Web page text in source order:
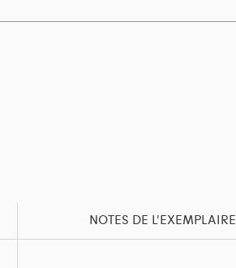
NOTES DE L'EXEMPLAIRE